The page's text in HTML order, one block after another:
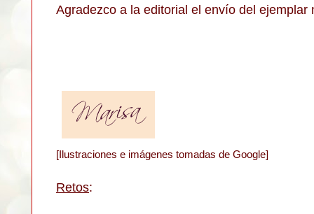
Agradezco a la editorial el envío del ejemplar
[Ilustraciones e imágenes tomadas de Google]
Retos: